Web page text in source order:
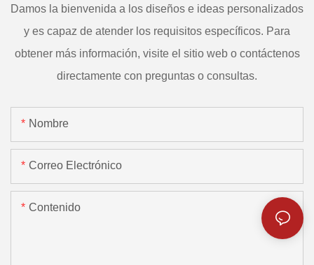
Damos la bienvenida a los diseños e ideas personalizados
y es capaz de atender los requisitos específicos. Para
obtener más información, visite el sitio web o contáctenos
directamente con preguntas o consultas.
Nombre
Correo Electrónico
Contenido